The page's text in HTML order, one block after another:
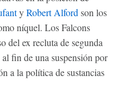
yRobert Alford son los
níquel. Los Falcons
del ex recluta de segunda
al fin de una suspensión por
a la política de sustancias